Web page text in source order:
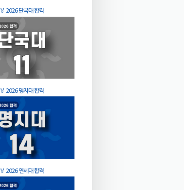
🏅 2026 단국대 합격
🏅 2026 명지대 합격
🏅 2026 연세대 합격